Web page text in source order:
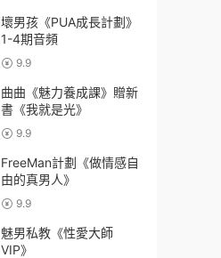
壞男孩《PUA成長計劃》
1-4期音頻
9.9
曲曲《魅力養成課》贈新
書《我就是光》
9.9
FreeMan計劃《做情感自
由的真男人》
9.9
魅男私教《性愛大師
VIP》